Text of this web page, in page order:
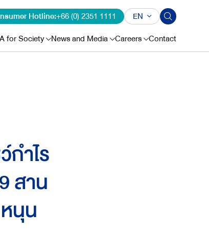
Hotline:+66 (0) 2351 1111
EN
for Society News and Media Careers Contact
กำไร
สาน
นุน